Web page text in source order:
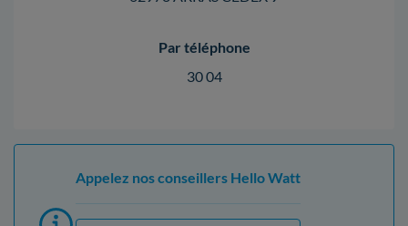
Par téléphone
30 04
Appelez nos conseillers Hello Watt